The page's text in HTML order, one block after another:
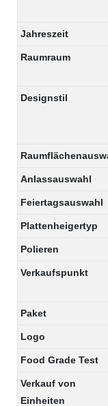
Jahreszeit
Raumraum
Designstil
Anlassauswahl
Feiertagsauswahl
Plattenheigertyp
Polieren
Verkaufspunkt
Paket
Logo
Food Grade Test
Verkauf von
Einheiten